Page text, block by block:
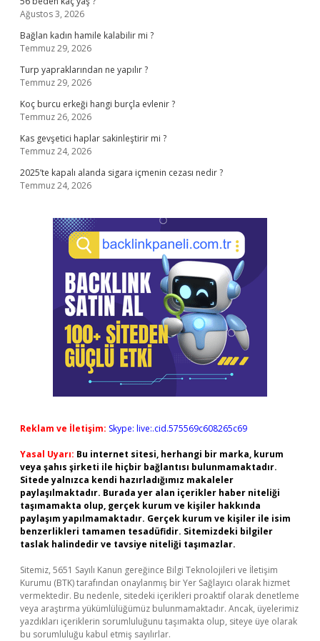
Ağustos 3, 2026
Bağlan kadın hamile kalabilir mi ?
Temmuz 29, 2026
Turp yapraklarından ne yapılır ?
Temmuz 29, 2026
Koç burcu erkeği hangi burçla evlenir ?
Temmuz 26, 2026
Kas gevşetici haplar sakinleştirir mi ?
Temmuz 24, 2026
2025’te kapalı alanda sigara içmenin cezası nedir ?
Temmuz 24, 2026
Reklam ve İletişim: Skype: live:.cid.575569c608265c69
Yasal Uyarı: Bu internet sitesi, herhangi bir marka, kurum
veya şahıs şirketi ile hiçbir bağlantısı bulunmamaktadır.
Sitede yalnızca kendi hazırladığımız makaleler
paylaşılmaktadır. Burada yer alan içerikler haber niteliği
taşımamakta olup, gerçek kurum ve kişiler hakkında
paylaşım yapılmamaktadır. Gerçek kurum ve kişiler ile isim
benzerlikleri tamamen tesadüfidir. Sitemizdeki bilgiler
taslak halindedir ve tavsiye niteliği taşımazlar.
Sitemiz, 5651 Sayılı Kanun gereğince Bilgi Teknolojileri ve İletişim
Kurumu (BTK) tarafından onaylanmış bir Yer Sağlayıcı olarak hizmet
vermektedir. Bu nedenle, sitedeki içerikleri proaktif olarak denetleme
veya araştırma yükümlülüğümüz bulunmamaktadır. Ancak, üyelerimiz
yazdıkları içeriklerin sorumluluğunu taşımakta olup, siteye üye olarak
bu sorumluluğu kabul etmiş sayılırlar.